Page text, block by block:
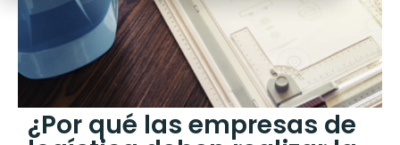
¿Por qué las empresas de